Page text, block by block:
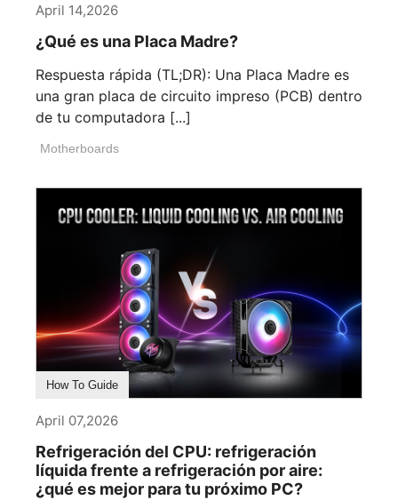
April 14,2026
¿Qué es una Placa Madre?
Respuesta rápida (TL;DR): Una Placa Madre es
una gran placa de circuito impreso (PCB) dentro
de tu computadora [...]
Motherboards
How To Guide
April 07,2026
Refrigeración del CPU: refrigeración
líquida frente a refrigeración por aire:
¿qué es mejor para tu próximo PC?